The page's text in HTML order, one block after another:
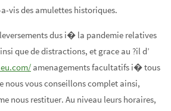
vis des amulettes historiques.
dus i� la pandemie relatives
que de distractions, et grace au ?il d’
amenagements facultatifs i� tous
nous vous conseillons complet ainsi,
nous restituer. Au niveau leurs horaires,